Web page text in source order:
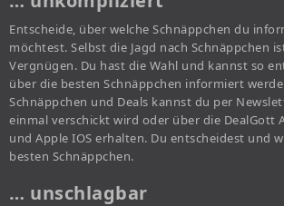
Entscheide, über welche Schnäppchen du
möchtest. Selbst die Jagd nach Schnäppchen
Vergnügen. Du hast die Wahl und kannst so
über die besten Schnäppchen informiert
Schnäppchen und Deals kannst du per
einmal verschickt wird oder über die DealGott
und Apple IOS erhalten. Du entscheidest und
besten Schnäppchen.
… unschlagbar